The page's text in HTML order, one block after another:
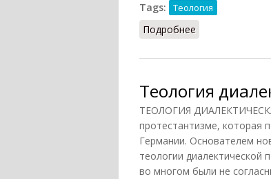
Tags:
Теология
Подробнее
Теология
ТЕОЛОГИЯ
протестантизме, которая
Германии. Основателем
теологии диалектической
во многом были не